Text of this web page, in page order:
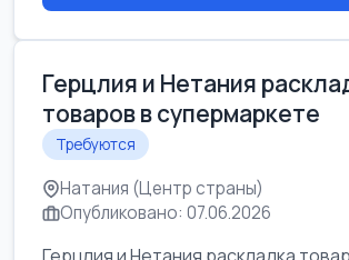
Герцлия и Нетания
товаров в супермаркете
Требуются
Натания (Центр страны)
Опубликовано: 07.06.2026